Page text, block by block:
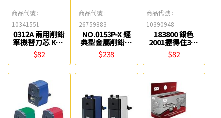
商品代號 :
10341551
0312A 兩用削鉛
筆機替刀芯 KW-
triO
$82
商品代號 :
26759883
NO.0153P-X 經
典型金屬削鉛筆
機-珠光星沙 SDI
$238
商品代號 :
10390948
183800 銀色
2001握得住3用
削筆器 FABER-
CASTELL
$82